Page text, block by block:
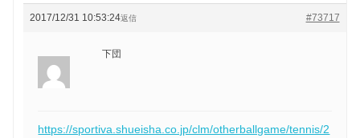
2017/12/31 10:53:24 #73717
返信
下団
https://sportiva.shueisha.co.jp/clm/otherballgame/tennis/2